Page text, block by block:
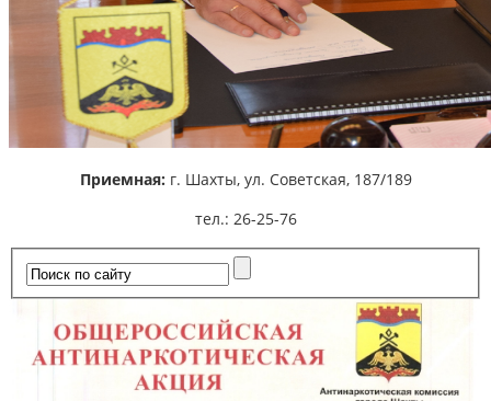
Приемная: г. Шахты, ул. Советская, 187/189
тел.: 26-25-76